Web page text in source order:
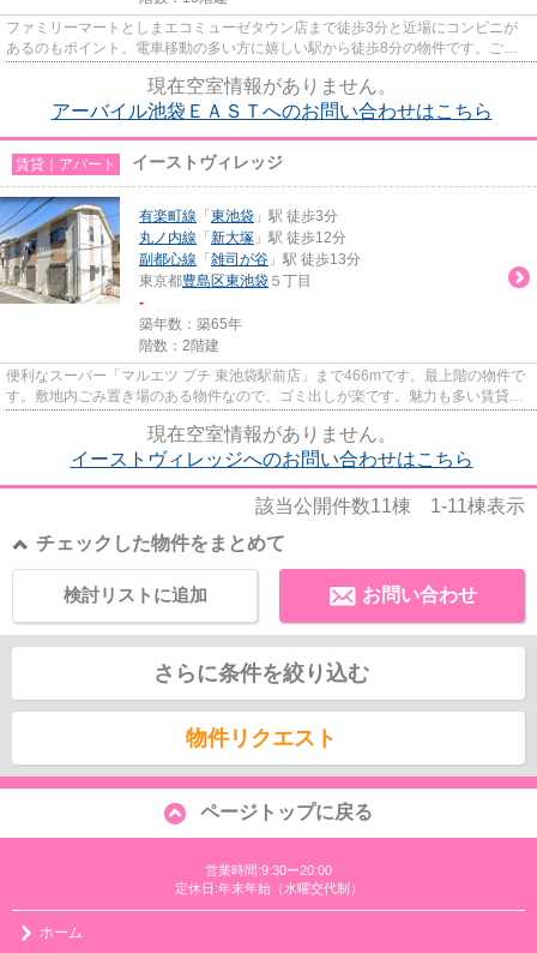
ファミリーマートとしまエコミューゼタウン店まで徒歩3分と近場にコンビニが
あるのもポイント。電車移動の多い方に嬉しい駅から徒歩8分の物件です。ご利
現在空室情報がありません。
アーバイル池袋ＥＡＳＴへのお問い合わせはこちら
賃貸｜アパート イーストヴィレッジ
有楽町線 「 東池袋 」駅 徒歩3分
丸ノ内線 「 新大塚 」駅 徒歩12分
副都心線 「 雑司が谷 」駅 徒歩13分
東京都豊島区東池袋 ５丁目
-
築年数：築65年
階数：2階建
便利なスーパー「マルエツ プチ 東池袋駅前店」まで466mです。最上階の物件で
す。敷地内ごみ置き場のある物件なので、ゴミ出しが楽です。魅力も多い賃貸物
現在空室情報がありません。
イーストヴィレッジへのお問い合わせはこちら
該当公開件数11棟 1-11棟表示
チェックした物件をまとめて
お問い合わせ
検討リストに追加
さらに条件を絞り込む
物件リクエスト
ページトップに戻る
営業時間:9:30ー20:00
定休日:年末年始（水曜交代制）
ホーム